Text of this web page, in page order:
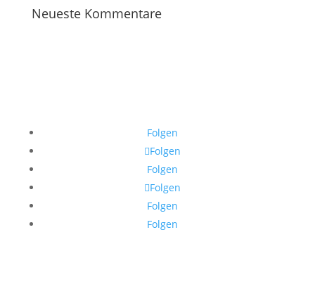
Neueste Kommentare
Folgen
Folgen
Folgen
Folgen
Folgen
Folgen